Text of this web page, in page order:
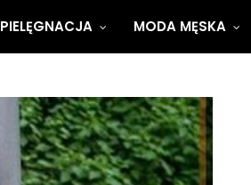
PIELĘGNACJA MODA MĘSKA